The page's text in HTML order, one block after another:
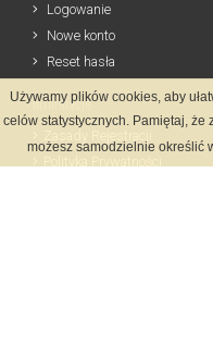
Logowanie
Nowe konto
Reset hasła
Informacje
Używamy plików cookies, aby
celów statystycznych. Pamiętaj,
możesz samodzielnie określić